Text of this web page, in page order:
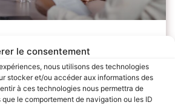
le consentement
nous utilisons des technologies
stocker et/ou accéder aux informations des
à ces technologies nous permettra de
le comportement de navigation ou les ID
pour réussir sa
: Guide complet